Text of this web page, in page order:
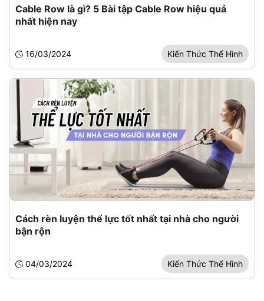
Cable Row là gì? 5 Bài tập Cable Row hiệu quả
nhất hiện nay
16/03/2024 Kiến Thức Thể Hình
Cách rèn luyện thể lực tốt nhất tại nhà cho người
bận rộn
04/03/2024 Kiến Thức Thể Hình